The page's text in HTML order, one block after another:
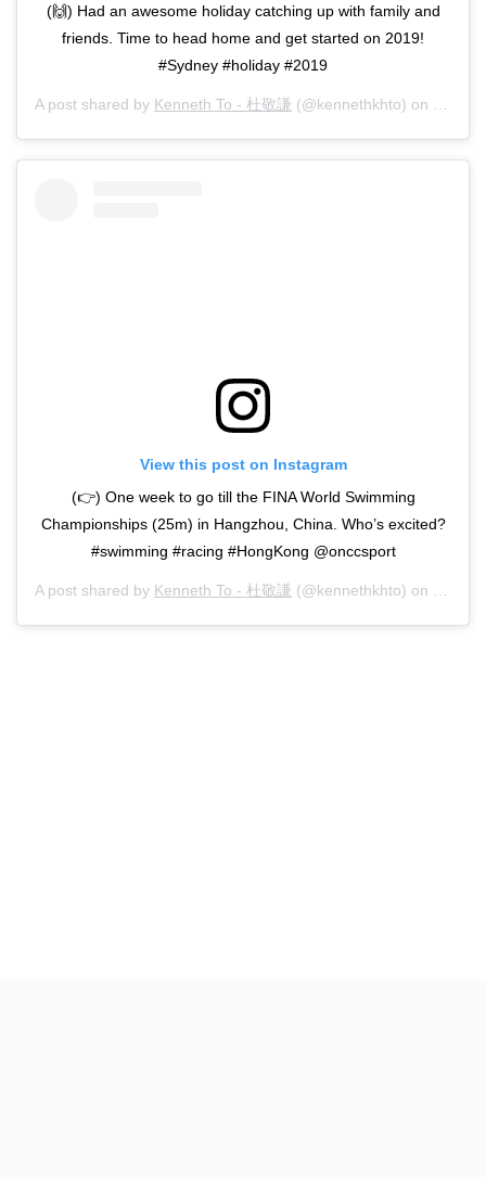
(🙌) Had an awesome holiday catching up with family and
friends. Time to head home and get started on 2019!
#Sydney #holiday #2019
A post shared by Kenneth To - 杜敬謙 (@kennethkhto) on
View this post on Instagram
(👉) One week to go till the FINA World Swimming
Championships (25m) in Hangzhou, China. Who’s excited?
#swimming #racing #HongKong @onccsport
A post shared by Kenneth To - 杜敬謙 (@kennethkhto) on Dec 2,